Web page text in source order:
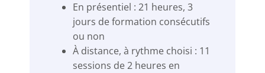
En présentiel : 21 heures, 3
jours de formation consécutifs
ou non
À distance, à rythme choisi : 11
sessions de 2 heures en